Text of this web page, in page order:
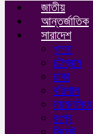
জাতীয়
আন্তর্জাতিক
সারাদেশ
খুলনা
চট্টগ্রাম
ঢাকা
বরিশাল
ময়মনসিংহ
রংপুর